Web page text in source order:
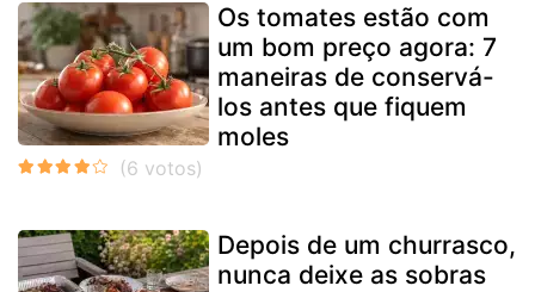
Os tomates estão com
um bom preço agora: 7
maneiras de conservá-
los antes que fiquem
moles
Depois de um churrasco,
nunca deixe as sobras